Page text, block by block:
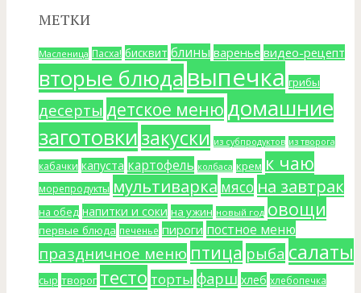
МЕТКИ
Масленица Пасха! бисквит блины варенье видео-рецепт
вторые блюдавыпечка грибы
десерты детское меню домашние
заготовкизакуски из субпродуктов из творога
кабачки капуста картофель колбаса крем к чаю
морепродукты мультиварка мясо на завтрак
на обед напитки и соки на ужин новый год овощи
первые блюда печенье пироги постное меню
праздничное меню птица рыба салаты
сыр творог тесто торты фарш хлеб хлебопечка